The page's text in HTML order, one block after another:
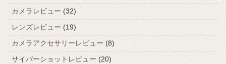
カメラレビュー (32)
レンズレビュー (19)
カメラアクセサリーレビュー (8)
サイバーショットレビュー (20)